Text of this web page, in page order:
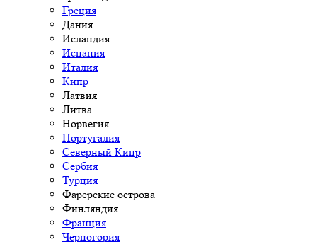
Греция
Дания
Исландия
Испания
Италия
Кипр
Латвия
Литва
Норвегия
Португалия
Северный Кипр
Сербия
Турция
Фарерские острова
Финляндия
Франция
Черногория